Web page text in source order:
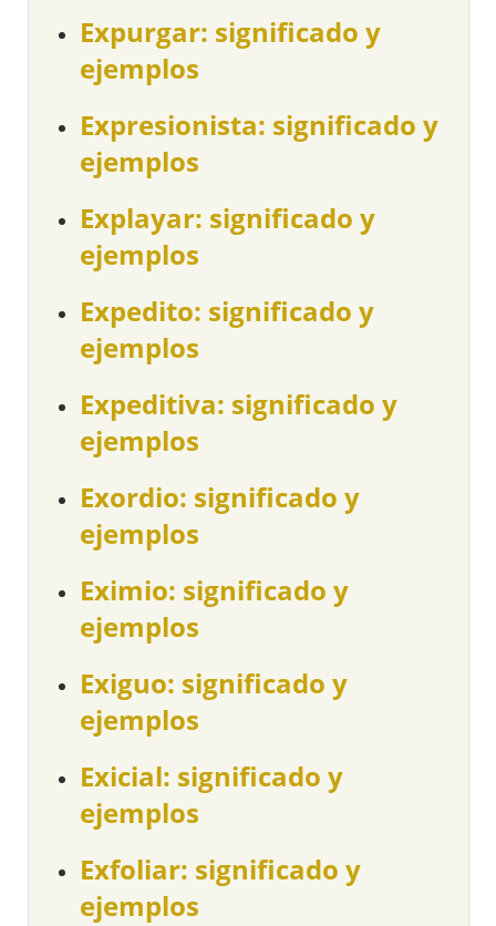
Expurgar: significado y
ejemplos
Expresionista: significado y
ejemplos
Explayar: significado y
ejemplos
Expedito: significado y
ejemplos
Expeditiva: significado y
ejemplos
Exordio: significado y
ejemplos
Eximio: significado y
ejemplos
Exiguo: significado y
ejemplos
Exicial: significado y
ejemplos
Exfoliar: significado y
ejemplos